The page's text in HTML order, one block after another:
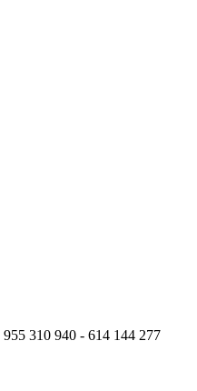
955 310 940 - 614 144 277